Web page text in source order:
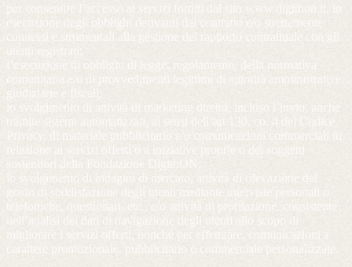
per consentire l’accesso ai servizi forniti dal sito www.digithon.it, in
esecuzione degli obblighi derivanti dal contratto e/o strettamente
connessi e strumentali alla gestione del rapporto contrattuale con gli
utenti registrati;
l’esecuzione di obblighi di legge, regolamento, della normativa
comunitaria e/o di provvedimenti legittimi di autorità amministrative,
giudiziarie e fiscali;
lo svolgimento di attività di marketing diretto, incluso l’invio, anche
tramite sistemi automatizzati, ai sensi dell’art 130, co. 4 del Codice
Privacy, di materiale pubblicitario e/o comunicazioni commerciali in
relazione ai servizi offerti o a iniziative proprie o dei soggetti
sostenitori della Fondazione DigithON;
lo svolgimento di indagini di mercato, attività di rilevazione del
grado di soddisfazione degli utenti mediante interviste personali o
telefoniche, questionari, etc., e/o attività di profilazione, consistente
nell’analisi dei dati di navigazione degli utenti allo scopo di
migliorare i servizi offerti, nonché per effettuare, comunicazioni a
carattere promozionale, pubblicitario o commerciale personalizzate.